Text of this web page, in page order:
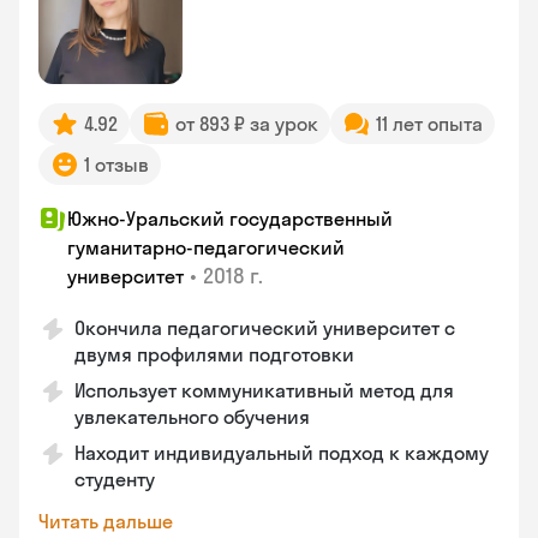
4.92 от 893 ₽ за урок
11 лет опыта
1 отзыв
Южно-Уральский государственный
гуманитарно-педагогический
университет • 2018 г.
Окончила педагогический университет с
двумя профилями подготовки
Использует коммуникативный метод для
увлекательного обучения
Находит индивидуальный подход к каждому
студенту
Читать дальше